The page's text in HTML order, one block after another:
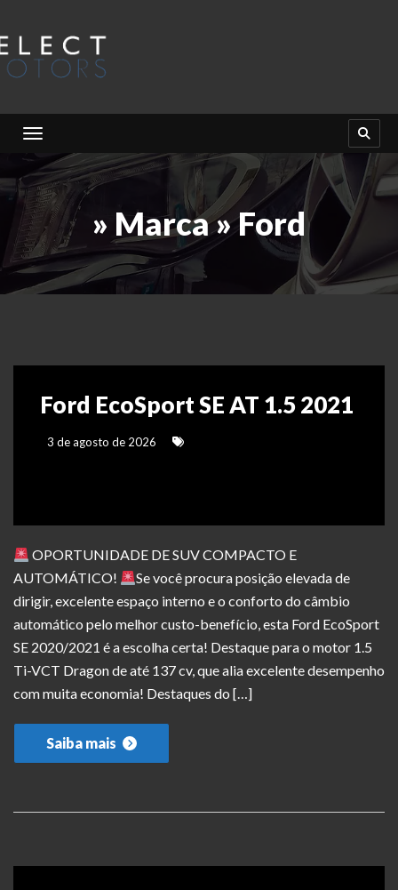
Toggle navigation
» Marca » Ford
Ford EcoSport SE AT 1.5 2021
3 de agosto de 2026
OPORTUNIDADE DE SUV COMPACTO E
AUTOMÁTICO!
Se você procura posição elevada de
dirigir, excelente espaço interno e o conforto do câmbio
automático pelo melhor custo-benefício, esta Ford EcoSport
SE 2020/2021 é a escolha certa! Destaque para o motor 1.5
Ti-VCT Dragon de até 137 cv, que alia excelente desempenho
com muita economia! Destaques do […]
Saiba mais